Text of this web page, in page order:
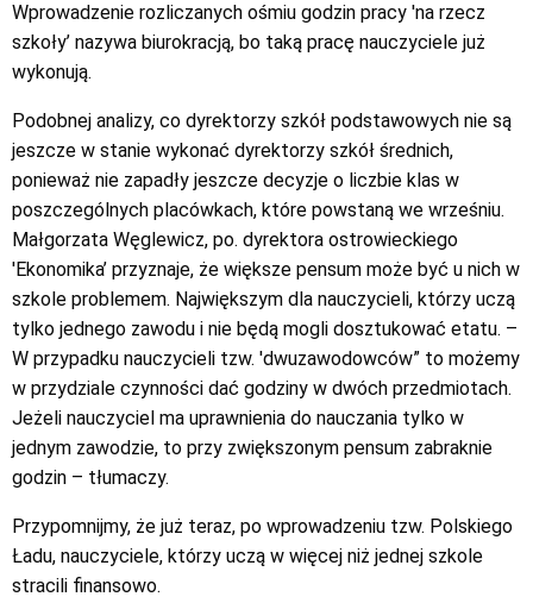
Wprowadzenie rozliczanych ośmiu godzin pracy 'na rzecz
szkoły’ nazywa biurokracją, bo taką pracę nauczyciele już
wykonują.
Podobnej analizy, co dyrektorzy szkół podstawowych nie są
jeszcze w stanie wykonać dyrektorzy szkół średnich,
ponieważ nie zapadły jeszcze decyzje o liczbie klas w
poszczególnych placówkach, które powstaną we wrześniu.
Małgorzata Węglewicz, po. dyrektora ostrowieckiego
'Ekonomika’ przyznaje, że większe pensum może być u nich w
szkole problemem. Największym dla nauczycieli, którzy uczą
tylko jednego zawodu i nie będą mogli dosztukować etatu. –
W przypadku nauczycieli tzw. 'dwuzawodowców” to możemy
w przydziale czynności dać godziny w dwóch przedmiotach.
Jeżeli nauczyciel ma uprawnienia do nauczania tylko w
jednym zawodzie, to przy zwiększonym pensum zabraknie
godzin – tłumaczy.
Przypomnijmy, że już teraz, po wprowadzeniu tzw. Polskiego
Ładu, nauczyciele, którzy uczą w więcej niż jednej szkole
stracili finansowo.